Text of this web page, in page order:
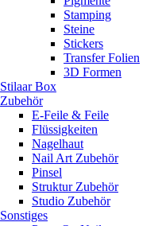
Stamping
Steine
Stickers
Transfer Folien
3D Formen
Stilaar Box
Zubehör
E-Feile & Feile
Flüssigkeiten
Nagelhaut
Nail Art Zubehör
Pinsel
Struktur Zubehör
Studio Zubehör
Sonstiges